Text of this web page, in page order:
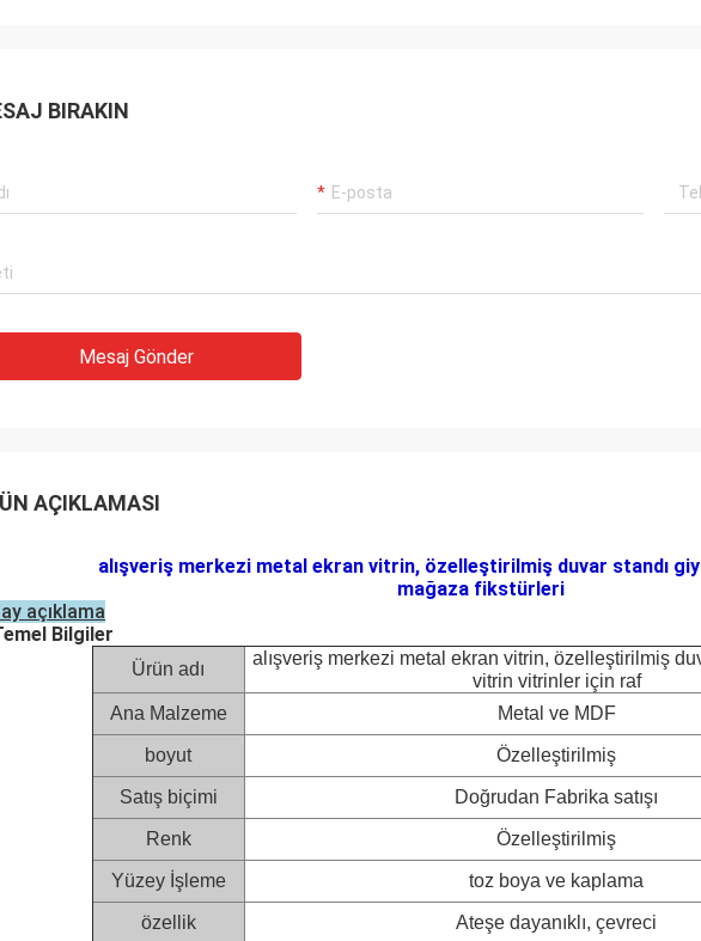
BIRAKIN
Mesaj Gönder
AÇIKLAMASI
alışveriş merkezi metal ekran vitrin, özelleştirilmiş duvar standı
mağaza fikstürleri
açıklama
Bilgiler
Ürün adı
alışveriş merkezi metal ekran vitrin, özelleştirilmiş
vitrin vitrinler için raf
Ana Malzeme
Metal ve MDF
boyut Özelleştirilmiş
Satış biçimi Doğrudan Fabrika satışı
Renk Özelleştirilmiş
Yüzey İşleme toz boya ve kaplama
özellik Ateşe dayanıklı, çevreci